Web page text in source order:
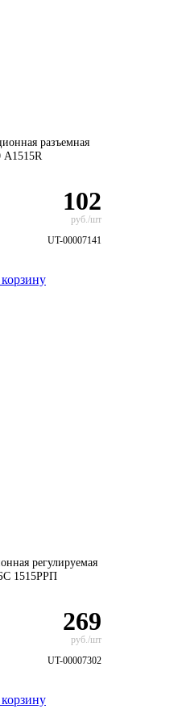
разъемная
А1515R
102
руб./шт
UT-00007141
регулируемая
1515РРП
269
руб./шт
UT-00007302